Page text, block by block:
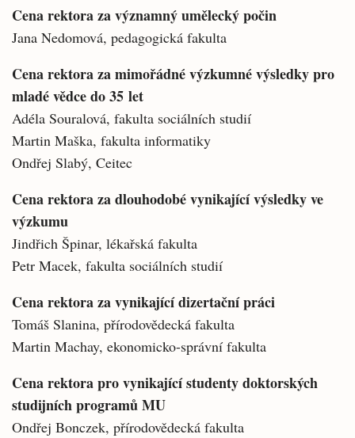
Cena rektora za významný umělecký počin
Jana Nedomová, pedagogická fakulta
Cena rektora za mimořádné výzkumné výsledky pro
mladé vědce do 35 let
Adéla Souralová, fakulta sociálních studií
Martin Maška, fakulta informatiky
Ondřej Slabý, Ceitec
Cena rektora za dlouhodobé vynikající výsledky ve
výzkumu
Jindřich Špinar, lékařská fakulta
Petr Macek, fakulta sociálních studií
Cena rektora za vynikající dizertační práci
Tomáš Slanina, přírodovědecká fakulta
Martin Machay, ekonomicko-správní fakulta
Cena rektora pro vynikající studenty doktorských
studijních programů MU
Ondřej Bonczek, přírodovědecká fakulta